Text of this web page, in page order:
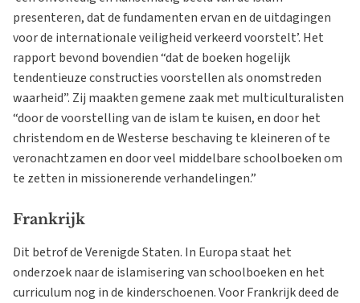
presenteren, dat de fundamenten ervan en de uitdagingen
voor de internationale veiligheid verkeerd voorstelt’. Het
rapport bevond bovendien “dat de boeken hogelijk
tendentieuze constructies voorstellen als onomstreden
waarheid”. Zij maakten gemene zaak met multiculturalisten
“door de voorstelling van de islam te kuisen, en door het
christendom en de Westerse beschaving te kleineren of te
veronachtzamen en door veel middelbare schoolboeken om
te zetten in missionerende verhandelingen.”
Frankrijk
Dit betrof de Verenigde Staten. In Europa staat het
onderzoek naar de islamisering van schoolboeken en het
curriculum nog in de kinderschoenen. Voor Frankrijk deed de